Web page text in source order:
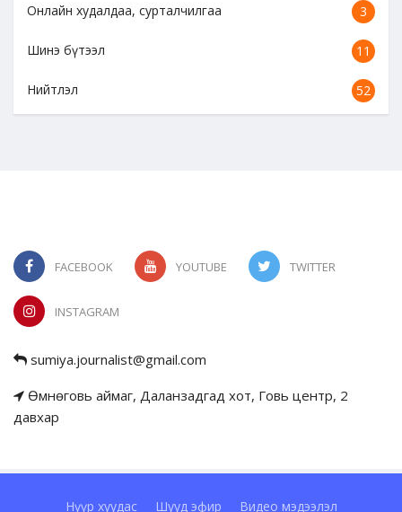
Онлайн худалдаа, сурталчилгаа 3
Шинэ бүтээл 11
Нийтлэл 52
FACEBOOK YOUTUBE TWITTER
INSTAGRAM
sumiya.journalist@gmail.com
Өмнөговь аймаг, Даланзадгад хот, Говь центр, 2
давхар
Нүүр хуудас Шууд эфир
Видео мэдээлэл